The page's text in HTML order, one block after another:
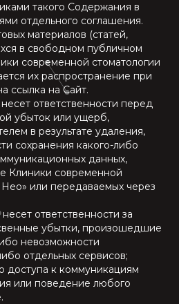
такого Содержания в
отдельного соглашения.
материалов (статей,
в свободном публичном
современной стоматологии
их распространение при
ссылка на Сайт.
ответственности перед
убыток или ущерб,
в результате удаления,
сохранения какого-либо
данных,
Клиники современной
или передаваемых через
ответственности за
убытки, произошедшие
невозможности
отдельных сервисов;
доступа к коммуникациям
или поведение любого